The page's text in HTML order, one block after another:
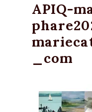
APIQ-
_com